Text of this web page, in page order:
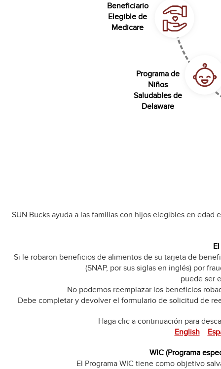
Beneficiario
Elegible de
Medicare
Programa de
Niños
Saludables de
Delaware
SUN Bucks ayuda a las familias con hijos elegibles en edad
Si le robaron beneficios de alimentos de su tarjeta de
(SNAP, por sus siglas en inglés) por
puede ser
No podemos reemplazar los beneficios
Debe completar y devolver el formulario de solicitud de
Haga clic a continuación para
English
WIC (Programa
El Programa WIC tiene como objetivo